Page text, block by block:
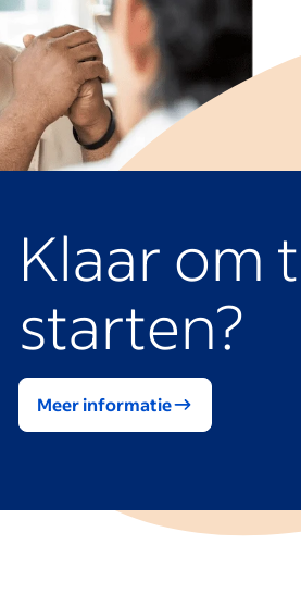
Klaar om
starten?
Meer informatie